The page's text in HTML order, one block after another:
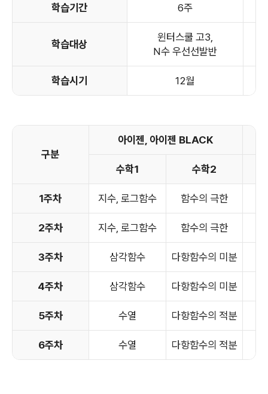
학습기간 6주
학습대상
윈터스쿨 고3,
N수 우선선발반
학습시기 12월
구분
아이젠, 아이젠 BLACK
수학1 수학2
1주차 지수, 로그함수 함수의 극한
2주차 지수, 로그함수 함수의 극한
3주차 삼각함수 다항함수의 미분
4주차 삼각함수 다항함수의 미분
5주차 수열 다항함수의 적분
6주차 수열 다항함수의 적분